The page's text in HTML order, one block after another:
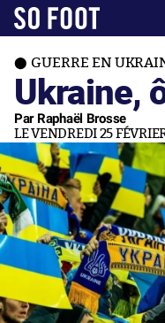
GUERRE EN
Ukraine,
Par Raphaël Brosse
LE VENDREDI 25